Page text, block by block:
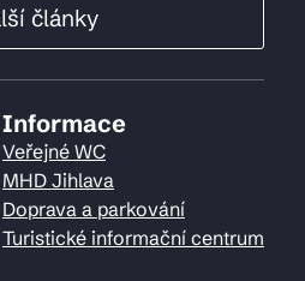
články
Informace
Veřejné WC
MHD Jihlava
Doprava a parkování
Turistické informační centrum